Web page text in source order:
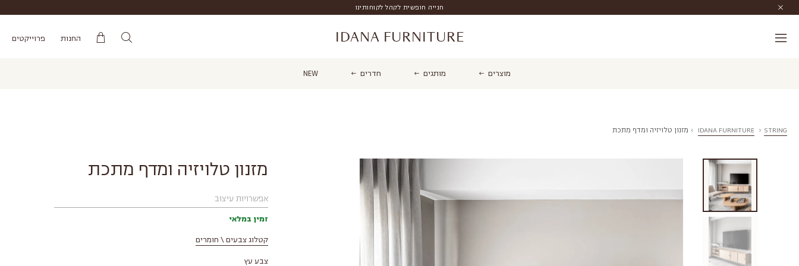
חנייה חופשית לקהל לקוחותינו
IDANA FURNITURE החנות פרוייקטים
מוצרים מותגים חדרים NEW
IDANA FURNITURE › STRING
› מזנון טלויזיה ומדף מתכת
מזנון טלויזיה ומדף מתכת
אפשרויות עיצוב
זמין במלאי
קטלוג צבעים \ חומרים
צבע עץ